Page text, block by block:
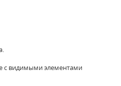
с видимыми элементами